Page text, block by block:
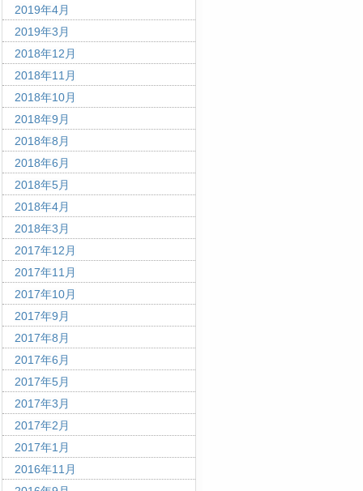
2019年4月
2019年3月
2018年12月
2018年11月
2018年10月
2018年9月
2018年8月
2018年6月
2018年5月
2018年4月
2018年3月
2017年12月
2017年11月
2017年10月
2017年9月
2017年8月
2017年6月
2017年5月
2017年3月
2017年2月
2017年1月
2016年11月